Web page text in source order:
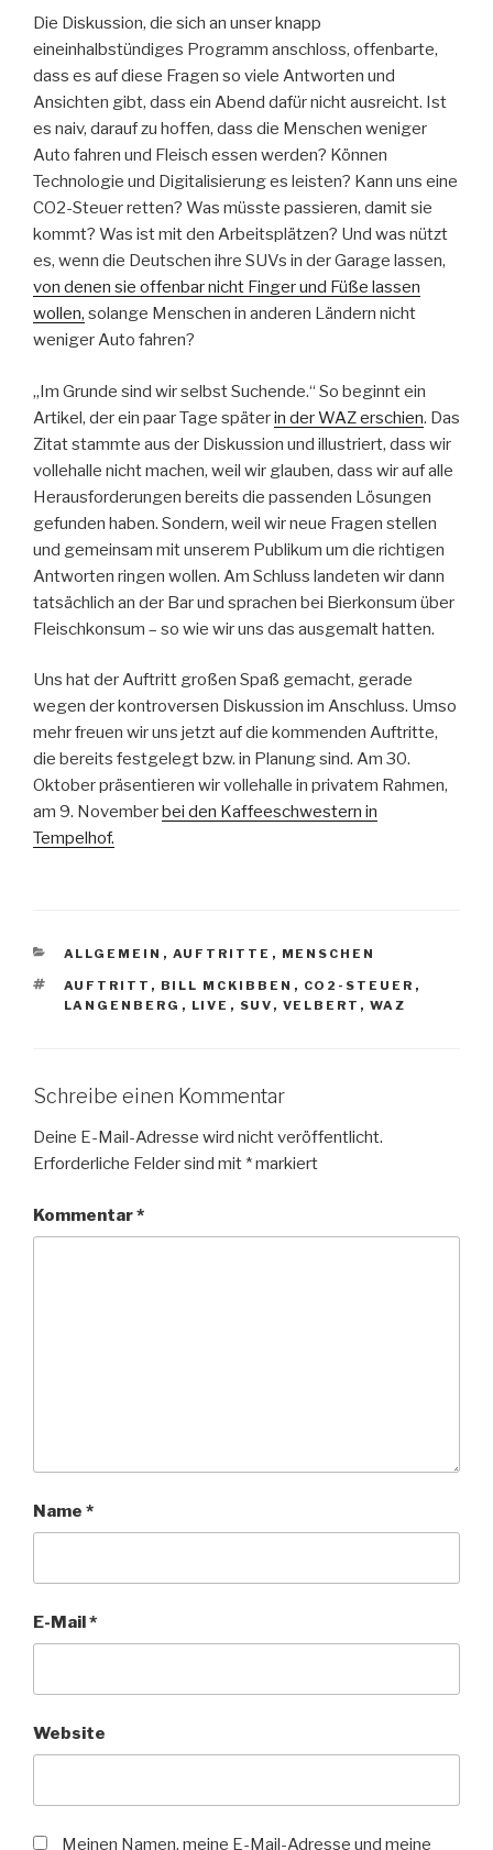
Die Diskussion, die sich an unser knapp
eineinhalbstündiges Programm anschloss, offenbarte,
dass es auf diese Fragen so viele Antworten und
Ansichten gibt, dass ein Abend dafür nicht ausreicht. Ist
es naiv, darauf zu hoffen, dass die Menschen weniger
Auto fahren und Fleisch essen werden? Können
Technologie und Digitalisierung es leisten? Kann uns eine
CO2-Steuer retten? Was müsste passieren, damit sie
kommt? Was ist mit den Arbeitsplätzen? Und was nützt
es, wenn die Deutschen ihre SUVs in der Garage lassen,
von denen sie offenbar nicht Finger und Füße lassen
wollen, solange Menschen in anderen Ländern nicht
weniger Auto fahren?
„Im Grunde sind wir selbst Suchende.“ So beginnt ein
Artikel, der ein paar Tage späterin der WAZ erschien. Das
Zitat stammte aus der Diskussion und illustriert, dass wir
vollehalle nicht machen, weil wir glauben, dass wir auf alle
Herausforderungen bereits die passenden Lösungen
gefunden haben. Sondern, weil wir neue Fragen stellen
und gemeinsam mit unserem Publikum um die richtigen
Antworten ringen wollen. Am Schluss landeten wir dann
tatsächlich an der Bar und sprachen bei Bierkonsum über
Fleischkonsum – so wie wir uns das ausgemalt hatten.
Uns hat der Auftritt großen Spaß gemacht, gerade
wegen der kontroversen Diskussion im Anschluss. Umso
mehr freuen wir uns jetzt auf die kommenden Auftritte,
die bereits festgelegt bzw. in Planung sind. Am 30.
Oktober präsentieren wir vollehalle in privatem Rahmen,
am 9. Novemberbei den Kaffeeschwestern in
Tempelhof.
KATEGORIEN
ALLGEMEIN , AUFTRITTE , MENSCHEN
SCHLAGWÖRTER
AUFTRITT , BILL MCKIBBEN , CO2-STEUER ,
LANGENBERG , LIVE , SUV , VELBERT , WAZ
Schreibe einen Kommentar
Deine E-Mail-Adresse wird nicht veröffentlicht.
Erforderliche Felder sind mit *markiert
Kommentar*
Name *
E-Mail*
Website
Meinen Namen, meine E-Mail-Adresse und meine